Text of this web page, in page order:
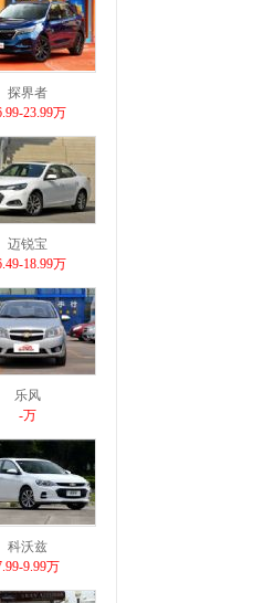
探界者
23.99万
迈锐宝
18.99万
乐风
-万
科沃兹
9.99万